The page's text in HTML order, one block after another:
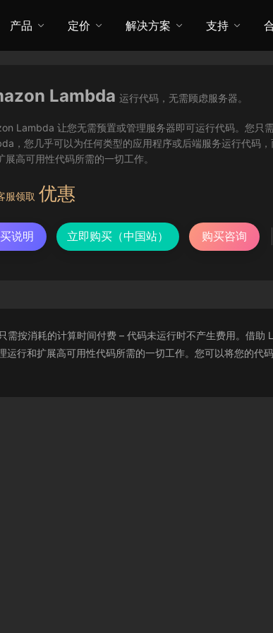
产品 定价 解决方案 支持
Lambda 运行代码，无需顾虑服务器。
Lambda 让您无需预置或管理服务器即可运行代码。您只
，您几乎可以为任何类型的应用程序或后端服务运行代码
展高可用性代码所需的一切工作。
服领取 优惠
说明 立即购买（中国站） 购买咨询
按消耗的计算时间付费 – 代码未运行时不产生费用。借
行和扩展高可用性代码所需的一切工作。您可以将您的代